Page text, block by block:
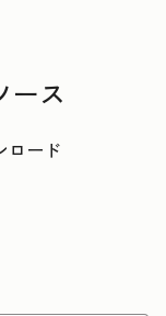
ース
ロード